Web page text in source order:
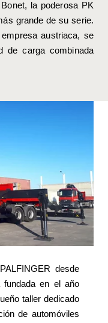
la poderosa PK
grande de su serie.
austriaca, se
de carga combinada
desde
fundada en el año
taller dedicado
de automóviles